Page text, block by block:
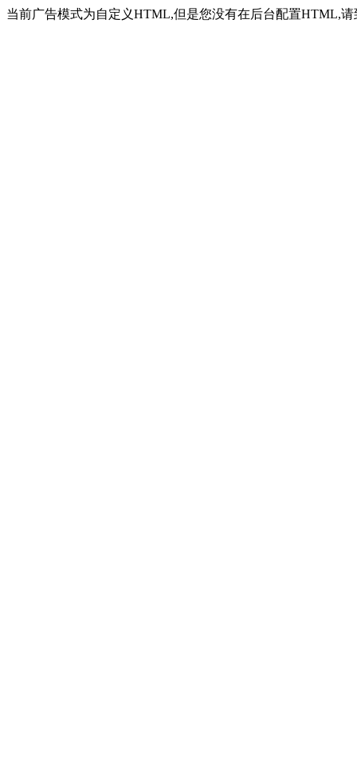
当前广告模式为自定义HTML,但是您没有在后台配置HTML,